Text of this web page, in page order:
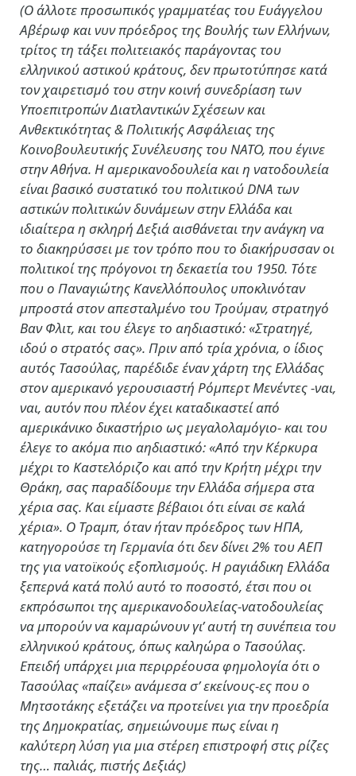
(Ο άλλοτε προσωπικός γραμματέας του Ευάγγελου
Αβέρωφ και νυν πρόεδρος της Βουλής των Ελλήνων,
τρίτος τη τάξει πολιτειακός παράγοντας του
ελληνικού αστικού κράτους, δεν πρωτοτύπησε κατά
τον χαιρετισμό του στην κοινή συνεδρίαση των
Υποεπιτροπών Διατλαντικών Σχέσεων και
Ανθεκτικότητας & Πολιτικής Ασφάλειας της
Κοινοβουλευτικής Συνέλευσης του ΝΑΤΟ, που έγινε
στην Αθήνα. Η αμερικανοδουλεία και η νατοδουλεία
είναι βασικό συστατικό του πολιτικού DNA των
αστικών πολιτικών δυνάμεων στην Ελλάδα και
ιδιαίτερα η σκληρή Δεξιά αισθάνεται την ανάγκη να
το διακηρύσσει με τον τρόπο που το διακήρυσσαν οι
πολιτικοί της πρόγονοι τη δεκαετία του 1950. Τότε
που ο Παναγιώτης Κανελλόπουλος υποκλινόταν
μπροστά στον απεσταλμένο του Τρούμαν, στρατηγό
Βαν Φλιτ, και του έλεγε το αηδιαστικό: «Στρατηγέ,
ιδού ο στρατός σας». Πριν από τρία χρόνια, ο ίδιος
αυτός Τασούλας, παρέδιδε έναν χάρτη της Ελλάδας
στον αμερικανό γερουσιαστή Ρόμπερτ Μενέντες -ναι,
ναι, αυτόν που πλέον έχει καταδικαστεί από
αμερικάνικο δικαστήριο ως μεγαλολαμόγιο- και του
έλεγε το ακόμα πιο αηδιαστικό: «Από την Κέρκυρα
μέχρι το Καστελόριζο και από την Κρήτη μέχρι την
Θράκη, σας παραδίδουμε την Ελλάδα σήμερα στα
χέρια σας. Και είμαστε βέβαιοι ότι είναι σε καλά
χέρια». Ο Τραμπ, όταν ήταν πρόεδρος των ΗΠΑ,
κατηγορούσε τη Γερμανία ότι δεν δίνει 2% του ΑΕΠ
της για νατοϊκούς εξοπλισμούς. Η ραγιάδικη Ελλάδα
ξεπερνά κατά πολύ αυτό το ποσοστό, έτσι που οι
εκπρόσωποι της αμερικανοδουλείας-νατοδουλείας
να μπορούν να καμαρώνουν γι’ αυτή τη συνέπεια του
ελληνικού κράτους, όπως καληώρα ο Τασούλας.
Επειδή υπάρχει μια περιρρέουσα φημολογία ότι ο
Τασούλας «παίζει» ανάμεσα σ’ εκείνους-ες που ο
Μητσοτάκης εξετάζει να προτείνει για την προεδρία
της Δημοκρατίας, σημειώνουμε πως είναι η
καλύτερη λύση για μια στέρεη επιστροφή στις ρίζες
της… παλιάς, πιστής Δεξιάς)